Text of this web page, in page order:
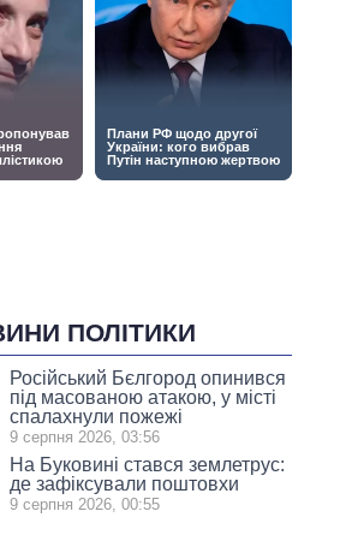
ПОЛІТИКИ
Російський Бєлгород опинився
під масованою атакою, у місті
спалахнули пожежі
9 серпня 2026, 03:56
На Буковині стався землетрус:
де зафіксували поштовхи
9 серпня 2026, 00:55